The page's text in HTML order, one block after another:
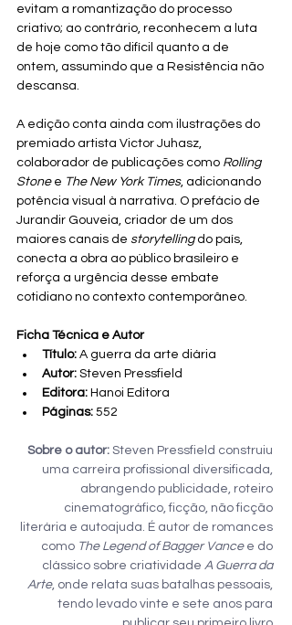
evitam a romantização do processo
criativo; ao contrário, reconhecem a luta
de hoje como tão difícil quanto a de
ontem, assumindo que a Resistência não
descansa.
A edição conta ainda com ilustrações do
premiado artista Victor Juhasz,
colaborador de publicações como Rolling
Stone e The New York Times, adicionando
potência visual à narrativa. O prefácio de
Jurandir Gouveia, criador de um dos
maiores canais de storytelling do país,
conecta a obra ao público brasileiro e
reforça a urgência desse embate
cotidiano no contexto contemporâneo.
Ficha Técnica e Autor
Título: A guerra da arte diária
Autor: Steven Pressfield
Editora: Hanoi Editora
Páginas: 552
Sobre o autor: Steven Pressfield construiu
uma carreira profissional diversificada,
abrangendo publicidade, roteiro
cinematográfico, ficção, não ficção
literária e autoajuda. É autor de romances
como The Legend of Bagger Vance e do
clássico sobre criatividade A Guerra da
Arte, onde relata suas batalhas pessoais,
tendo levado vinte e sete anos para